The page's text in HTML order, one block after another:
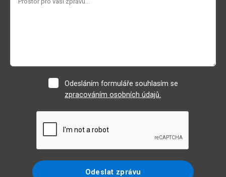
Odesláním formuláře souhlasím se
zpracováním osobních údajů.
Odeslat zprávu